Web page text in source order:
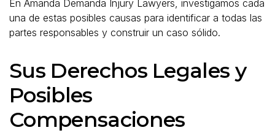
En Amanda Demanda Injury Lawyers, investigamos cada
una de estas posibles causas para identificar a todas las
partes responsables y construir un caso sólido.
Sus Derechos Legales y
Posibles
Compensaciones